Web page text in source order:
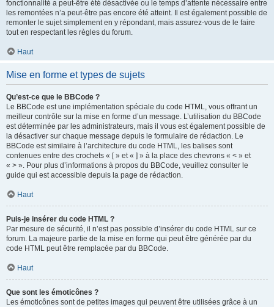
fonctionnalité a peut-être été désactivée ou le temps d’attente nécessaire entre
les remontées n’a peut-être pas encore été atteint. Il est également possible de
remonter le sujet simplement en y répondant, mais assurez-vous de le faire
tout en respectant les règles du forum.
Haut
Mise en forme et types de sujets
Qu’est-ce que le BBCode ?
Le BBCode est une implémentation spéciale du code HTML, vous offrant un
meilleur contrôle sur la mise en forme d’un message. L’utilisation du BBCode
est déterminée par les administrateurs, mais il vous est également possible de
la désactiver sur chaque message depuis le formulaire de rédaction. Le
BBCode est similaire à l’architecture du code HTML, les balises sont
contenues entre des crochets « [ » et « ] » à la place des chevrons « < » et
« > ». Pour plus d’informations à propos du BBCode, veuillez consulter le
guide qui est accessible depuis la page de rédaction.
Haut
Puis-je insérer du code HTML ?
Par mesure de sécurité, il n’est pas possible d’insérer du code HTML sur ce
forum. La majeure partie de la mise en forme qui peut être générée par du
code HTML peut être remplacée par du BBCode.
Haut
Que sont les émoticônes ?
Les émoticônes sont de petites images qui peuvent être utilisées grâce à un